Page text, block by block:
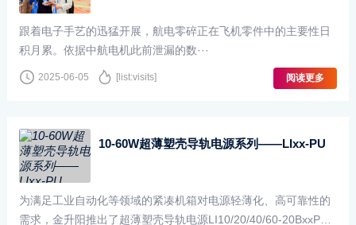
跟着电子手艺的迅猛开展，航电零碎正在飞机零件中的主要性日
积月累。依据中航电机此前泄漏的数···
2025-06-05 [list:visits] 阅读更多
10-60W超薄塑壳导轨电源系列——LIxx-PU
为满足工业自动化等领域的紧凑机箱对电源轻薄化、高可靠性的
需求，金升阳推出了超薄塑壳导轨电源LI10/20/40/60-20BxxPU